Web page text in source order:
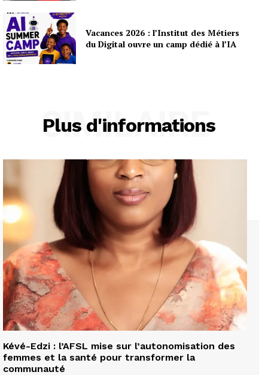
Vacances 2026 : l’Institut des Métiers
du Digital ouvre un camp dédié à l’IA
Plus d'informations
SIMILAIRE
Kévé-Edzi : l’AFSL mise sur l’autonomisation des
femmes et la santé pour transformer la
communauté